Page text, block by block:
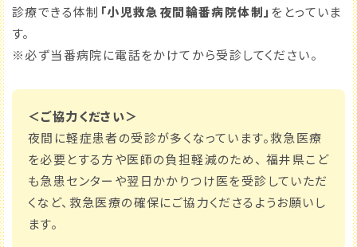
診療できる体制 「小児救急夜間輪番病院体制」 をとっていま
す。
※必ず当番病院に電話をかけてから受診してください。
＜ご協力ください＞
夜間に軽症患者の受診が多くなっています。救急医療
を必要とする方や医師の負担軽減のため、 福井県こど
も急患センターや翌日かかりつけ医を受診していただ
くなど、救急医療の確保にご協力くださるようお願いし
ます。